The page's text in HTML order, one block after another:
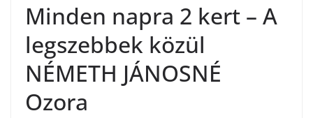
Minden napra 2 kert – A
legszebbek közül
NÉMETH JÁNOSNÉ
Ozora